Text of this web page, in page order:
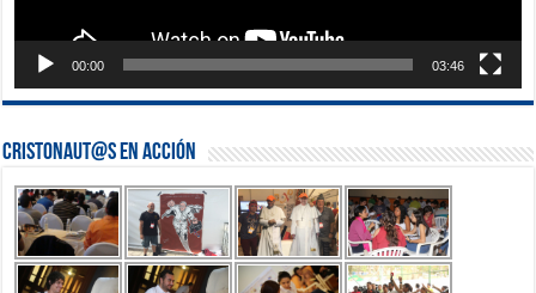
00:00 03:46
Cristonaut@s en Acción